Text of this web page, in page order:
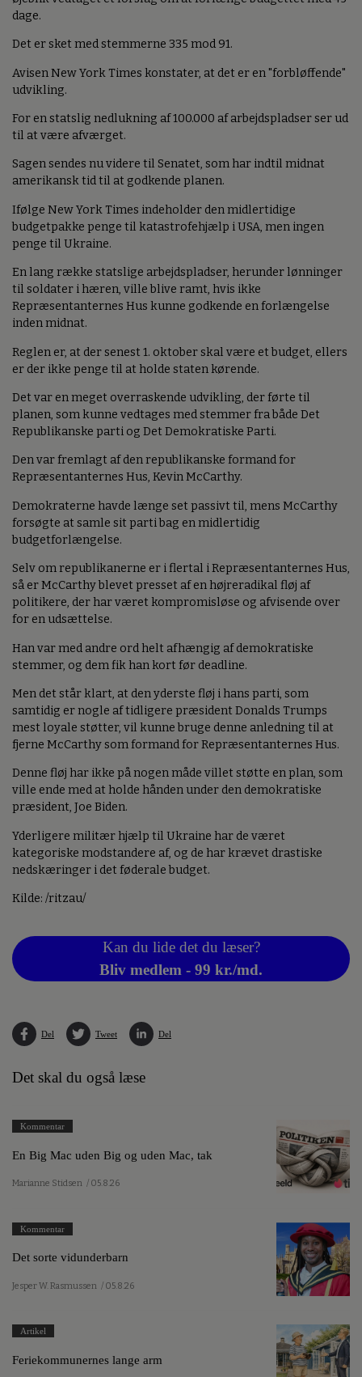
dage.
Det er sket med stemmerne 335 mod 91.
Avisen New York Times konstater, at det er en "forbløffende"
udvikling.
For en statslig nedlukning af 100.000 af arbejdspladser ser ud
til at være afværget.
Sagen sendes nu videre til Senatet, som har indtil midnat
amerikansk tid til at godkende planen.
Ifølge New York Times indeholder den midlertidige
budgetpakke penge til katastrofehjælp i USA, men ingen
penge til Ukraine.
En lang række statslige arbejdspladser, herunder lønninger
til soldater i hæren, ville blive ramt, hvis ikke
Repræsentanternes Hus kunne godkende en forlængelse
inden midnat.
Reglen er, at der senest 1. oktober skal være et budget, ellers
er der ikke penge til at holde staten kørende.
Det var en meget overraskende udvikling, der førte til
planen, som kunne vedtages med stemmer fra både Det
Republikanske parti og Det Demokratiske Parti.
Den var fremlagt af den republikanske formand for
Repræsentanternes Hus, Kevin McCarthy.
Demokraterne havde længe set passivt til, mens McCarthy
forsøgte at samle sit parti bag en midlertidig
budgetforlængelse.
Selv om republikanerne er i flertal i Repræsentanternes Hus,
så er McCarthy blevet presset af en højreradikal fløj af
politikere, der har været kompromisløse og afvisende over
for en udsættelse.
Han var med andre ord helt afhængig af demokratiske
stemmer, og dem fik han kort før deadline.
Men det står klart, at den yderste fløj i hans parti, som
samtidig er nogle af tidligere præsident Donalds Trumps
mest loyale støtter, vil kunne bruge denne anledning til at
fjerne McCarthy som formand for Repræsentanternes Hus.
Denne fløj har ikke på nogen måde villet støtte en plan, som
ville ende med at holde hånden under den demokratiske
præsident, Joe Biden.
Yderligere militær hjælp til Ukraine har de været
kategoriske modstandere af, og de har krævet drastiske
nedskæringer i det føderale budget.
Kilde: /ritzau/
Kan du lide det du læser?
Bliv medlem - 99 kr./md.
Del Tweet Del
Det skal du også læse
Kommentar
En Big Mac uden Big og uden Mac, tak
Marianne Stidsen / 05.8.26
Kommentar
Det sorte vidunderbarn
Jesper W. Rasmussen / 05.8.26
Artikel
Feriekommunernes lange arm